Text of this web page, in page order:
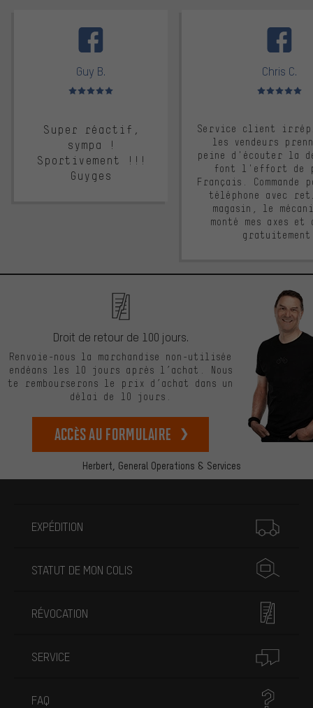
Guy B.
Note moyenne : 5 sur 5
Super réactif,
sympa !
Sportivement !!!
Guyges
Chris C.
Note moyenne :
Service client
les vendeurs
peine d'écouter la
font l'effort de
Français. Commande
téléphone avec
magasin, le
monté mes axes et
Herbert, General Operations & Services
Droit de retour de 100 jours.
Renvoie-nous la marchandise non-utilisée
endéans les 10 jours après l’achat. Nous
te rembourserons le prix d’achat dans un
délai de 10 jours.
Accès au formulaire
EXPÉDITION
STATUT DE MON COLIS
RÉVOCATION
SERVICE
FAQ